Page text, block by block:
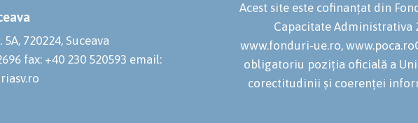
720224, Suceava
fax: +40 230 520593 email:
Acest site este cofinanțat din
Capacitate Administrativa
www.fonduri-ue.ro,
obligatoriu poziția oficială a
corectitudinii și coerenței